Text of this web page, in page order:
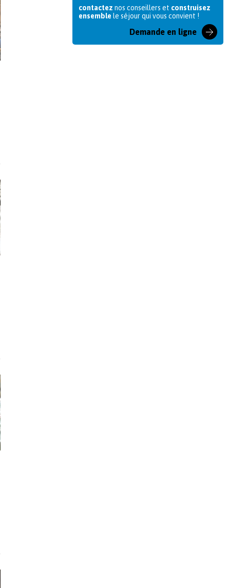
contactez nos conseillers et construisez
ensemble le séjour qui vous convient !
Demande en ligne